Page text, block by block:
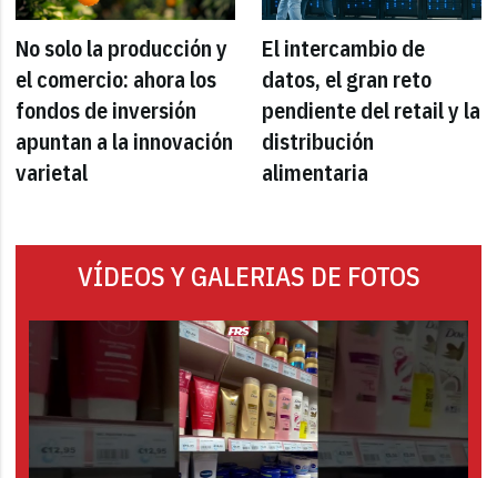
No solo la producción y
el comercio: ahora los
fondos de inversión
apuntan a la innovación
varietal
El intercambio de
datos, el gran reto
pendiente del retail y la
distribución
alimentaria
VÍDEOS Y GALERIAS DE FOTOS